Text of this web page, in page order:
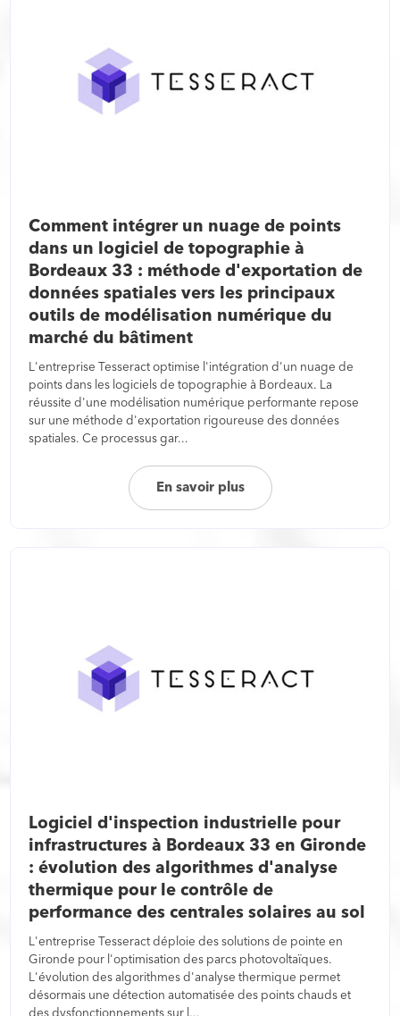
Comment intégrer un nuage de points
dans un logiciel de topographie à
Bordeaux 33 : méthode d'exportation de
données spatiales vers les principaux
outils de modélisation numérique du
marché du bâtiment
L'entreprise Tesseract optimise l'intégration d'un nuage de
points dans les logiciels de topographie à Bordeaux. La
réussite d'une modélisation numérique performante repose
sur une méthode d'exportation rigoureuse des données
spatiales. Ce processus gar...
En savoir plus
Logiciel d'inspection industrielle pour
infrastructures à Bordeaux 33 en Gironde
: évolution des algorithmes d'analyse
thermique pour le contrôle de
performance des centrales solaires au sol
L'entreprise Tesseract déploie des solutions de pointe en
Gironde pour l'optimisation des parcs photovoltaïques.
L'évolution des algorithmes d'analyse thermique permet
désormais une détection automatisée des points chauds et